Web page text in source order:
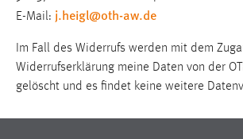
E-Mail: j.heigl@oth-aw.de
Im Fall des Widerrufs werden mit dem
Widerrufserklärung meine Daten von der
gelöscht und es findet keine weitere
Name:
staticfilecache
Zweck:
Für performante Seitenauslieferung wird
gespeichert, ob man eingeloggt ist.